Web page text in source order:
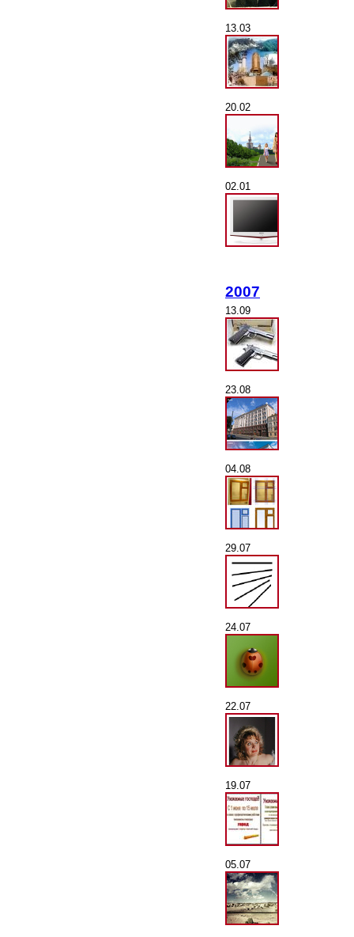
13.03
20.02
02.01
2007
13.09
23.08
04.08
29.07
24.07
22.07
19.07
05.07